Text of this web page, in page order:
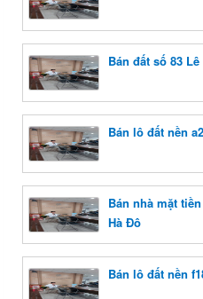
Bán đất số 83
Bán lô đất nền
Bán nhà mặt
Hà Đô
Bán lô đất nền